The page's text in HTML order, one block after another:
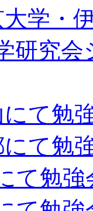
学・
研究
て勉
て勉
て勉